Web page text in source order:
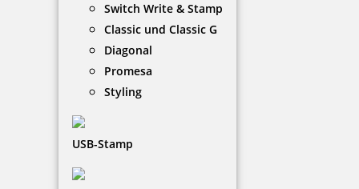
Switch Write & Stamp
Classic und Classic G
Diagonal
Promesa
Styling
USB-Stamp